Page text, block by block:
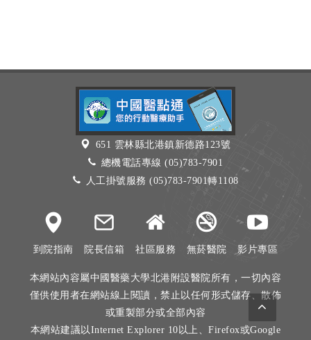
651 雲林縣北港鎮新德路123號
總機電話專線 (05)783-7901
人工掛號服務 (05)783-7901轉1108
到院指南 院長信箱 社區服務 無菸醫院 影片專區
本網站內容屬中國醫藥大學北港附設醫院所有，一切內容
僅供使用者在網站線上閱讀，禁止以任何形式儲存、散佈
或重製部分或全部內容
本網站建議以Internet Explorer 10以上、Firefox或Google